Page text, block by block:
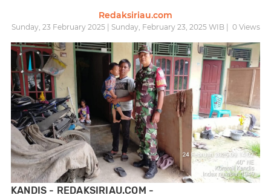
Redaksiriau.com
Sunday, 23 February 2025 | Sunday, February 23, 2025 WIB | 0Views
KANDIS - REDAKSIRIAU.COM -